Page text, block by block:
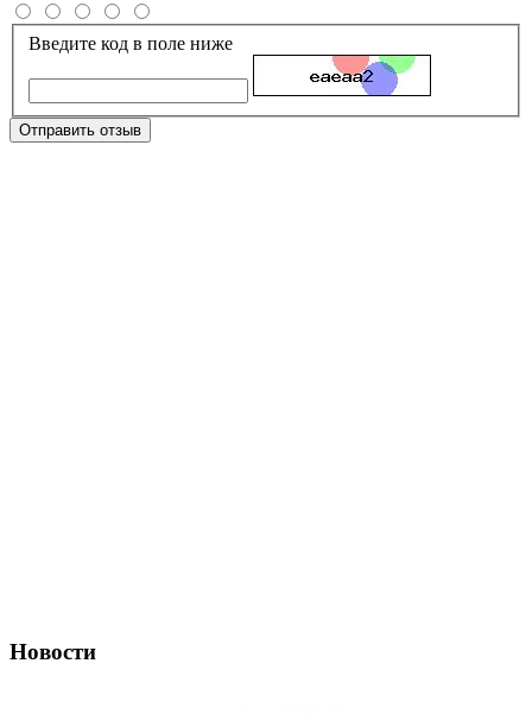
Введите код в поле ниже
Отправить отзыв
Новости